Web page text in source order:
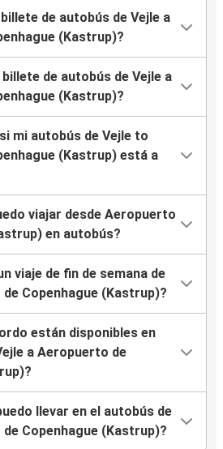
de autobús de Vejle a
(Kastrup)?
de autobús de Vejle a
(Kastrup)?
mi autobús de Vejle to
(Kastrup) está a
viajar desde Aeropuerto
en autobús?
viaje de fin de semana de
Copenhague (Kastrup)?
están disponibles en
a Aeropuerto de
llevar en el autobús de
Copenhague (Kastrup)?